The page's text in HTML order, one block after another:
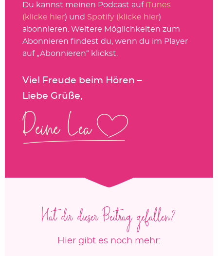
Du kannst meinen Podcast auf iTunes
(klicke hier) und Spotify (klicke hier)
abonnieren. Weitere Möglichkeiten zum
Abonnieren findest du, wenn du im Player
auf „Abonnieren“ klickst.
Viel Freude beim Hören –
Liebe Grüße,
Hat dir dieser Beitrag gefallen?
Hier gibt es noch mehr: